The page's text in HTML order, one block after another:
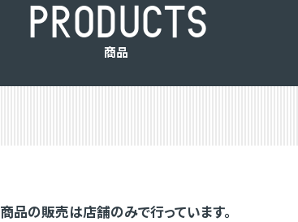
PRODUCTS
商品
商品の販売は店舗のみで行っています。